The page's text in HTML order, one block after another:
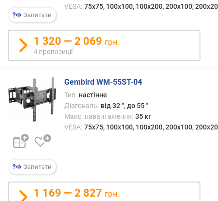
я
р
н
і
в
і
е
ш
в
и
д
Запитати
VESA: 75x75, 100x100, 100x200, 200x100,
1 320 — 2 069 грн.
4 пропозиції
Запитати
Gembird WM-55ST-04
Тип: настінне
Діагональ: від 32 ", до 55 "
Макс. навантаження: 35 кг
VESA: 75x75, 100x100, 100x200, 200x100,
1 169 — 2 827 грн.